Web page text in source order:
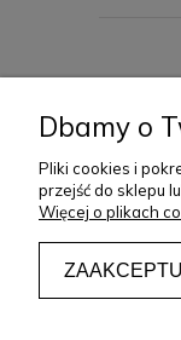
O NAS
Dbamy o
Pliki cookies i
przejść do sklepu
Więcej o plikach